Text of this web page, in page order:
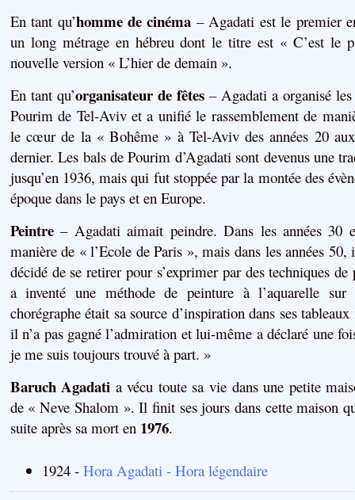
En tant qu’homme de cinéma – Agadati est le premier
un long métrage en hébreu dont le titre est « C’est le
nouvelle version « L’hier de demain ».
En tant qu’organisateur de fêtes– Agadati a organisé les
Pourim de Tel-Aviv et a unifié le rassemblement de
le cœur de la « Bohême » à Tel-Aviv des années 20
dernier. Les bals de Pourim d’Agadati sont devenus une
jusqu’en 1936, mais qui fut stoppée par la montée des
époque dans le pays et en Europe.
Peintre– Agadati aimait peindre. Dans les années
manière de « l’Ecole de Paris », mais dans les années
décidé de se retirer pour s’exprimer par des techniques
a inventé une méthode de peinture à l’aquarelle
chorégraphe était sa source d’inspiration dans ses
il n’a pas gagné l’admiration et lui-même a déclaré une
je me suis toujours trouvé à part. »
Baruch Agadati a vécu toute sa vie dans une petite
de « Neve Shalom ». Il finit ses jours dans cette maison
suite après sa mort en 1976.
1924 - Hora Agadati - Hora légendaire